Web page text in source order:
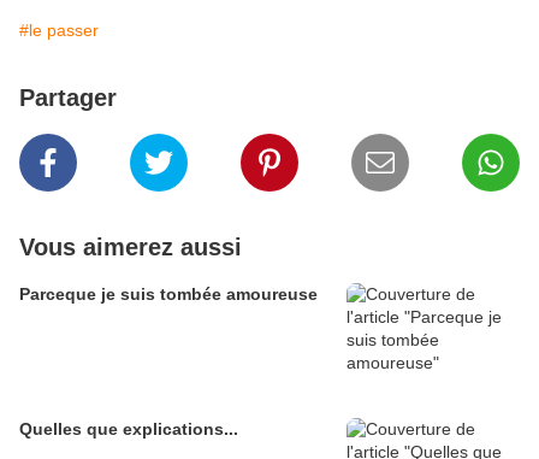
#le passer
Partager
Vous aimerez aussi
Parceque je suis tombée amoureuse
Quelles que explications...